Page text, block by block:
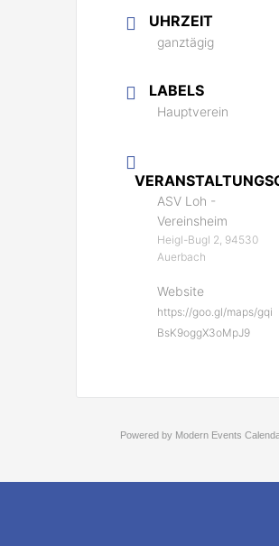
UHRZEIT
ganztägig
LABELS
Hauptverein
ASV Loh -
Vereinsheim
Heigl-Bugl 2, 94530
Auerbach
Website
https://goo.gl/maps/gqi
BsK9oggX3oMpJ9
Powered by Modern Events